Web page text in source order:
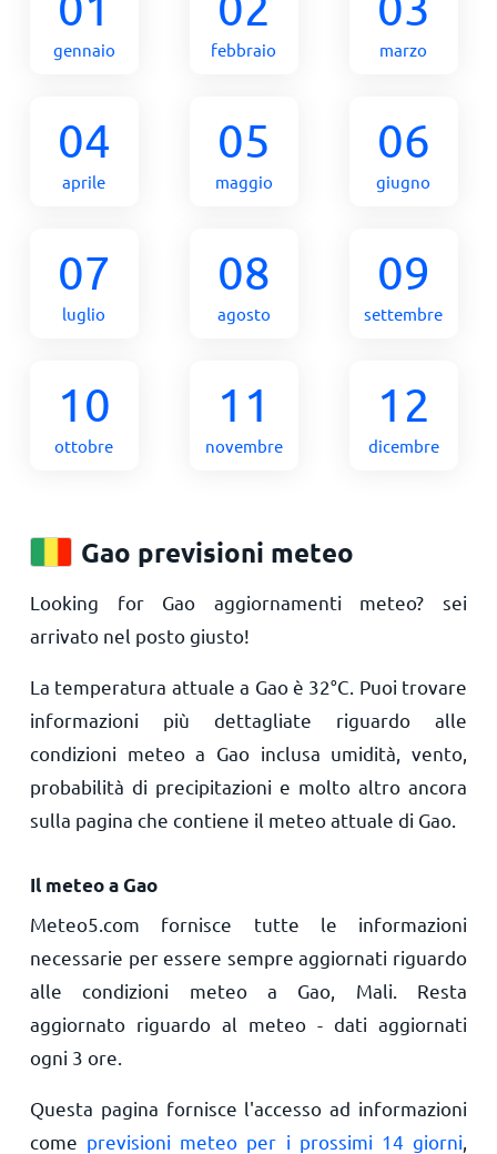
gennaio febbraio marzo
04
aprile
05
maggio
06
giugno
07
luglio
08
agosto
09
settembre
10
ottobre
11
novembre
12
dicembre
Gao previsioni meteo
Looking for Gao aggiornamenti meteo? sei
arrivato nel posto giusto!
La temperatura attuale a Gao è 32°C . Puoi trovare
informazioni più dettagliate riguardo alle
condizioni meteo a Gao inclusa umidità, vento,
probabilità di precipitazioni e molto altro ancora
sulla pagina che contiene il meteo attuale di Gao.
Il meteo a Gao
Meteo5.com fornisce tutte le informazioni
necessarie per essere sempre aggiornati riguardo
alle condizioni meteo a Gao, Mali. Resta
aggiornato riguardo al meteo - dati aggiornati
ogni 3 ore.
Questa pagina fornisce l'accesso ad informazioni
come previsioni meteo per i prossimi 14 giorni